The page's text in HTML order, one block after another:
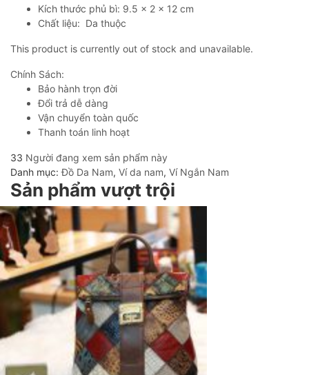
Kích thước phủ bì: 9.5 x 2 x 12 cm
Chất liệu: Da thuộc
This product is currently out of stock and unavailable.
Chính Sách:
Bảo hành trọn đời
Đổi trả dễ dàng
Vận chuyển toàn quốc
Thanh toán linh hoạt
33 Người đang xem sản phẩm này
Danh mục:Đồ Da Nam, Ví da nam, Ví Ngắn Nam
Sản phẩm vượt trội